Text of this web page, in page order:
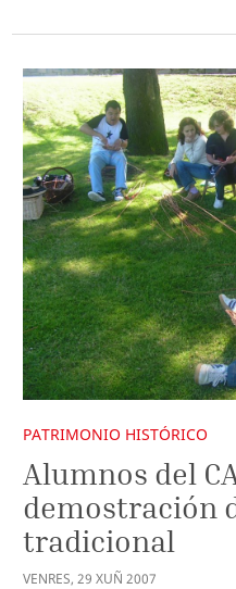
PATRIMONIO HISTÓRICO
Alumnos del
demostración
tradicional
VENRES, 29 XUÑ 2007